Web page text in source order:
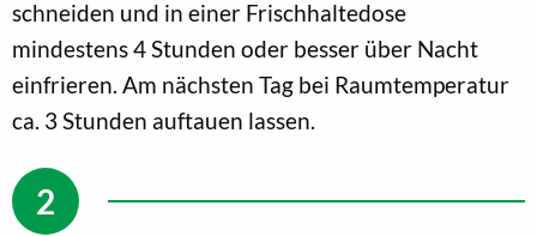
schneiden und in einer Frischhaltedose
mindestens 4 Stunden oder besser über Nacht
einfrieren. Am nächsten Tag bei Raumtemperatur
ca. 3 Stunden auftauen lassen.